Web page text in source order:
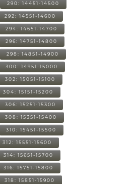
290: 14451-14500
292: 14551-14600
294: 14651-14700
296: 14751-14800
298: 14851-14900
300: 14951-15000
302: 15051-15100
304: 15151-15200
306: 15251-15300
308: 15351-15400
310: 15451-15500
312: 15551-15600
314: 15651-15700
316: 15751-15800
318: 15851-15900